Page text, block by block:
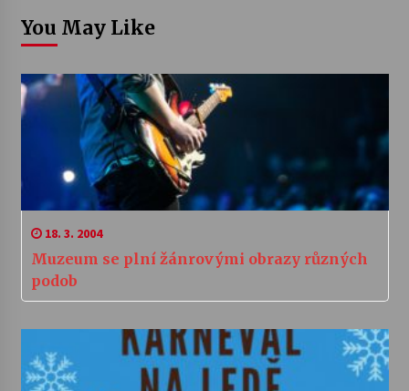
You May Like
18. 3. 2004
Muzeum se plní žánrovými obrazy různých
podob